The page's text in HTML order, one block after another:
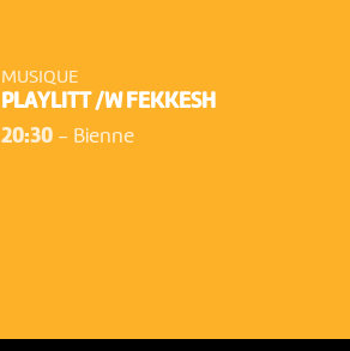
MUSIQUE
PLAYLITT /W FEKKESH
20:30- Bienne